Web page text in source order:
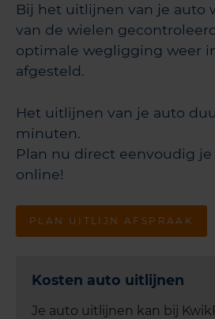
Bij het uitlijnen van je auto
van de wielen
optimale wegligging weer
afgesteld.
Het uitlijnen van je auto
minuten.
Plan nu direct eenvoudig
online!
PLAN UITLIJN AFSPRAAK
Kosten auto uitlijnen
Je auto uitlijnen kan bij